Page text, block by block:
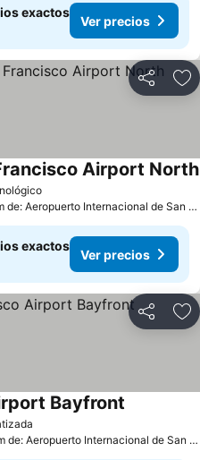
exactos
Ver precios
Compartir
Airport North
a 4.7 km de: Aeropuerto Internacional de San Francisco
exactos
Ver precios
Compartir
Bayfront
a 5.0 km de: Aeropuerto Internacional de San Francisco